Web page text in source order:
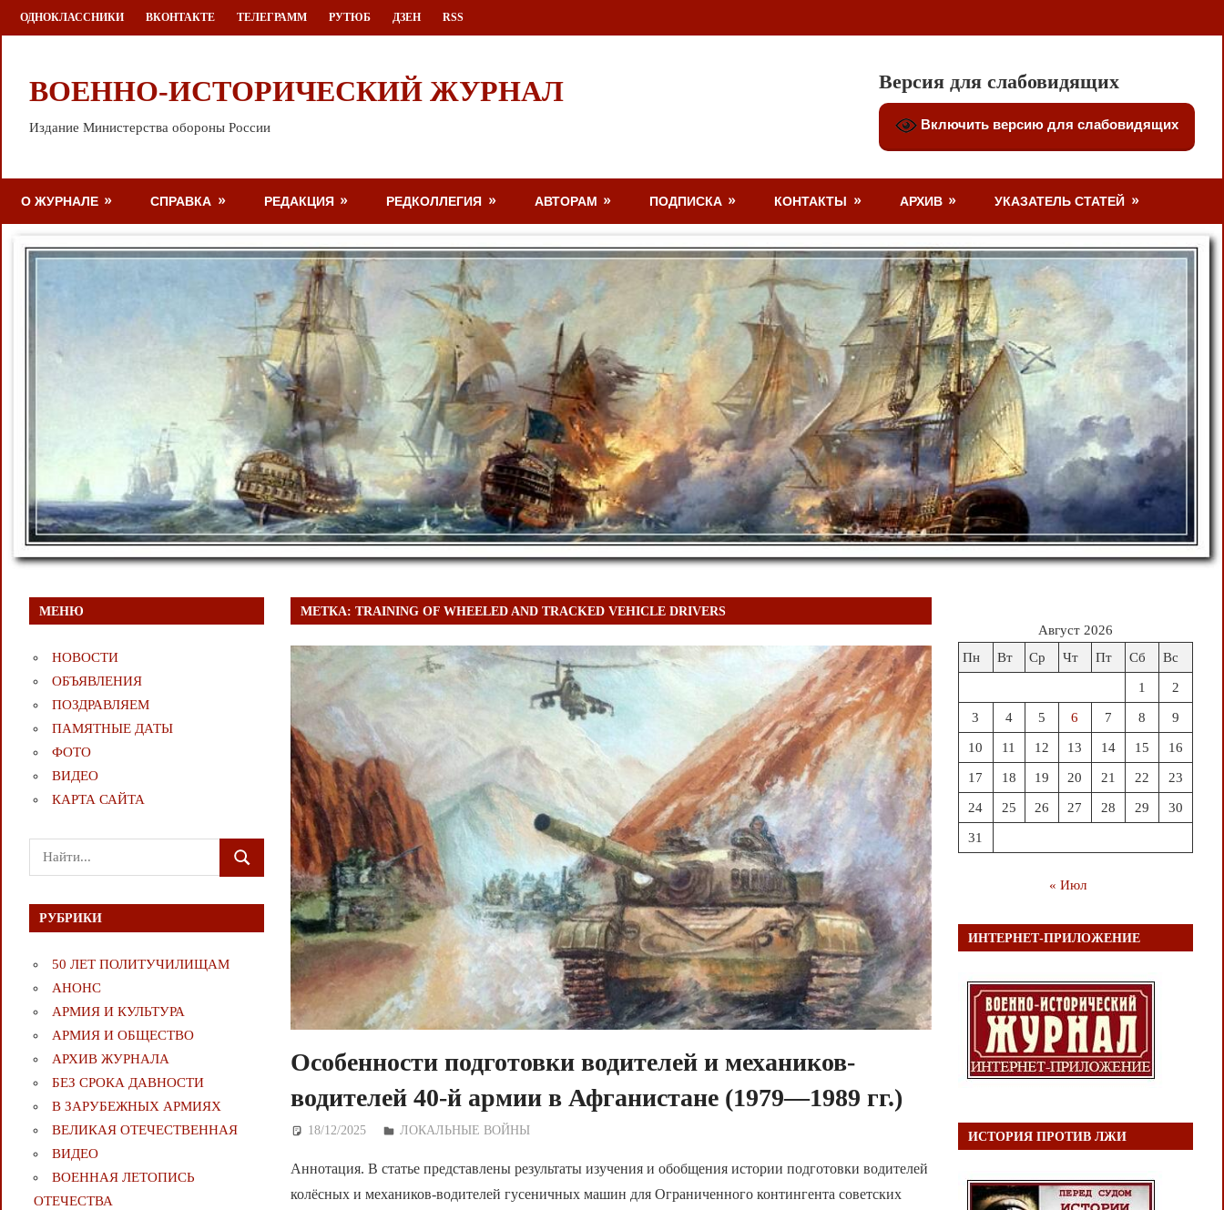
Перейти
к
ОДНОКЛАССНИКИ ВКОНТАКТЕ ТЕЛЕГРАММ РУТЮБ ДЗЕН RSS
ВОЕННО-ИСТОРИЧЕСКИЙ ЖУРНАЛ
Издание Министерства обороны России
Версия для слабовидящих
Включить версию для слабовидящих
О ЖУРНАЛЕ СПРАВКА РЕДАКЦИЯ РЕДКОЛЛЕГИЯ АВТОРАМ ПОДПИСКА КОНТАКТЫ АРХИВ УКАЗАТЕЛЬ СТАТЕЙ
МЕТКА:TRAINING OF WHEELED AND TRACKED VEHICLE DRIVERS
Особенности подготовки водителей и механиков-
водителей 40-й армии в Афганистане (1979—1989 гг.)
18/12/2025 Дежурный по Редакции
ЛОКАЛЬНЫЕ ВОЙНЫ
Аннотация. В статье представлены результаты изучения и обобщения истории подготовки водителей
колёсных и механиков-водителей гусеничных машин для Ограниченного контингента советских
МЕНЮ
НОВОСТИ
ОБЪЯВЛЕНИЯ
ПОЗДРАВЛЯЕМ
ПАМЯТНЫЕ ДАТЫ
ФОТО
ВИДЕО
КАРТА САЙТА
Поиск
для:
ПОИСК
РУБРИКИ
50 ЛЕТ ПОЛИТУЧИЛИЩАМ
АНОНС
АРМИЯ И КУЛЬТУРА
АРМИЯ И ОБЩЕСТВО
АРХИВ ЖУРНАЛА
БЕЗ СРОКА ДАВНОСТИ
В ЗАРУБЕЖНЫХ АРМИЯХ
ВЕЛИКАЯ ОТЕЧЕСТВЕННАЯ
ВИДЕО
ВОЕННАЯ ЛЕТОПИСЬ
ОТЕЧЕСТВА
Август 2026
Пн
Вт Ср Чт Пт Сб Вс
1 2
3 4 5 6 7 8 9
10 11 12 13 14 15 16
17 18 19 20 21 22 23
24 25 26 27 28 29 30
31
« Июл
ИНТЕРНЕТ-ПРИЛОЖЕНИЕ
ИСТОРИЯ ПРОТИВ ЛЖИ